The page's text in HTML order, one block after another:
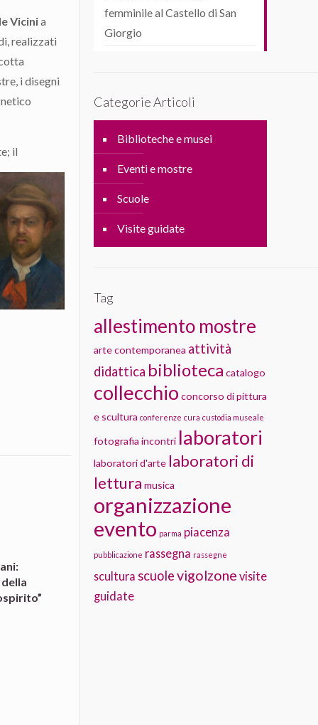
Vicinia
realizzati
i disegni
il
femminile al Castello di San
Giorgio
Categorie Articoli
Biblioteche e musei
Eventi e mostre
Scuole
Visite guidate
Tag
allestimento mostre
arte contemporanea attività
didattica biblioteca catalogo
collecchio concorso di pittura
e scultura conferenze cura custodia museale
fotografia incontri laboratori
laboratori d'arte laboratori di
lettura musica
organizzazione
evento parma piacenza
pubblicazione rassegna rassegne
scultura scuolevigolzone visite
guidate